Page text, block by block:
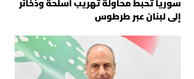
سوريا تحبط محاولة تهريب أسلحة وذخائر
إلى لبنان عبر طرطوس